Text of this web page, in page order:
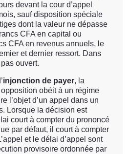
devant la cour d’appel
sauf disposition spéciale
dont la valeur ne dépasse
CFA en capital ou
CFA en revenus annuels, le
et dernier ressort. Dans
ouvert.
injonction de payer, la
obéit à un régime
l’objet d’un appel dans un
Lorsque la décision est
court à compter du prononcé
par défaut, il court à compter
et le délai d’appel sont
provisoire ordonnée par